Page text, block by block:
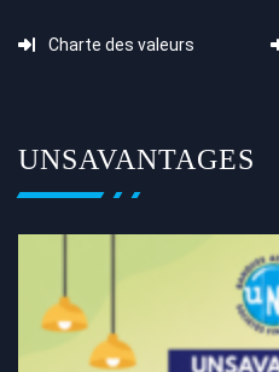
Charte des valeurs
UNSAVANTAGES